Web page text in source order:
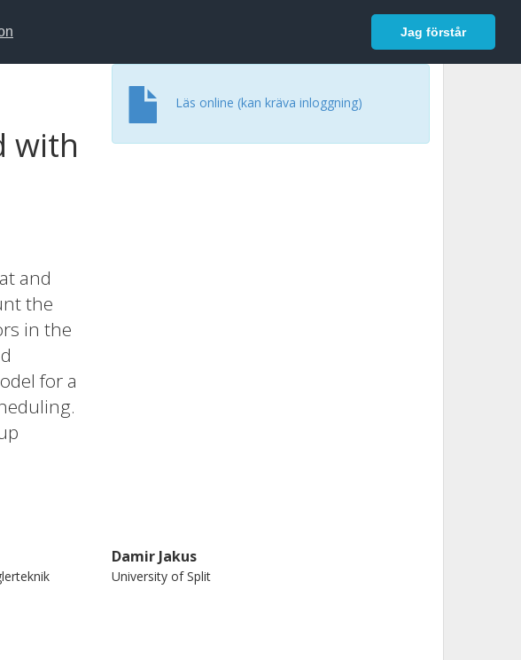
Jag förstår
Logga in
with
and
the
in the
for a
Läs online (kan kräva inloggning)
Damir Jakus
University of Split